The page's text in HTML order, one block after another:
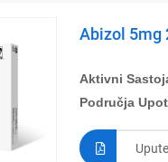
Abizol 5mg
Aktivni
Područja